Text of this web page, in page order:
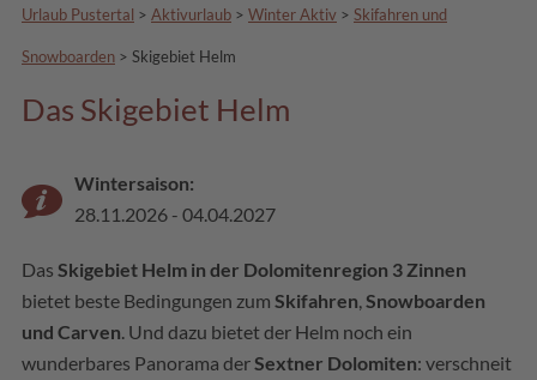
Urlaub Pustertal > Aktivurlaub > Winter Aktiv > Skifahren und
Snowboarden > Skigebiet Helm
Das Skigebiet Helm
Wintersaison:
28.11.2026 - 04.04.2027
Das Skigebiet Helm in der Dolomitenregion 3 Zinnen
bietet beste Bedingungen zum Skifahren Snowboarden
und Carven . Und dazu bietet der Helm noch ein
wunderbares Panorama der Sextner Dolomiten: verschneit